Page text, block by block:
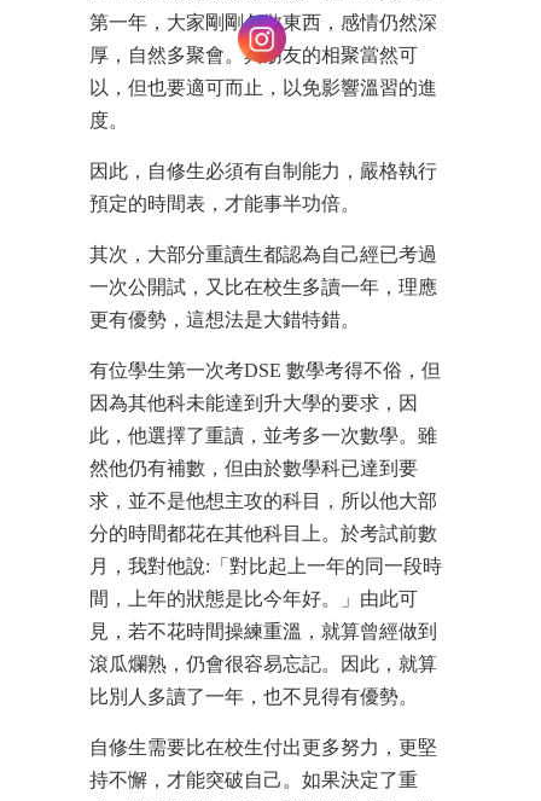
第一年，大家剛剛各散東西，感情仍然深
厚，自然多聚會。與朋友的相聚當然可
以，但也要適可而止，以免影響溫習的進
度。
因此，自修生必須有自制能力，嚴格執行
預定的時間表，才能事半功倍。
其次，大部分重讀生都認為自己經已考過
一次公開試，又比在校生多讀一年，理應
更有優勢，這想法是大錯特錯。
有位學生第一次考DSE 數學考得不俗，但
因為其他科未能達到升大學的要求，因
此，他選擇了重讀，並考多一次數學。雖
然他仍有補數，但由於數學科已達到要
求，並不是他想主攻的科目，所以他大部
分的時間都花在其他科目上。於考試前數
月，我對他說:「對比起上一年的同一段時
間，上年的狀態是比今年好。」由此可
見，若不花時間操練重溫，就算曾經做到
滾瓜爛熟，仍會很容易忘記。因此，就算
比別人多讀了一年，也不見得有優勢。
自修生需要比在校生付出更多努力，更堅
持不懈，才能突破自己。如果決定了重